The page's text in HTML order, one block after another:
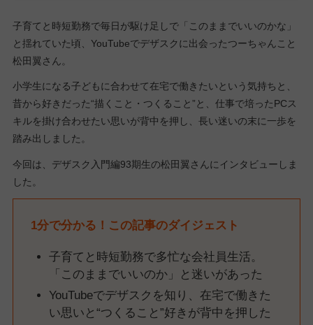
子育てと時短勤務で毎日が駆け足しで「このままでいいのかな」
と揺れていた頃、YouTubeでデザスクに出会ったつーちゃんこと
松田翼さん。
小学生になる子どもに合わせて在宅で働きたいという気持ちと、
昔から好きだった“描くこと・つくること”と、仕事で培ったPCス
キルを掛け合わせたい思いが背中を押し、長い迷いの末に一歩を
踏み出しました。
今回は、デザスク入門編93期生の松田翼さんにインタビューしま
した。
1分で分かる！この記事のダイジェスト
子育てと時短勤務で多忙な会社員生活。
「このままでいいのか」と迷いがあった
YouTubeでデザスクを知り、在宅で働きた
い思いと“つくること”好きが背中を押した